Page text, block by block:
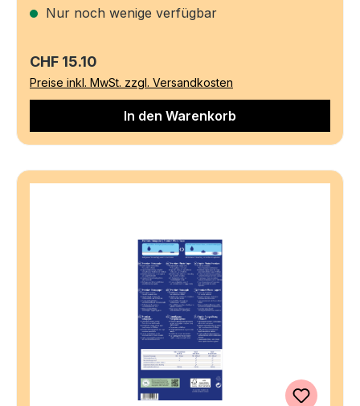
Nur noch wenige verfügbar
Regulärer Preis:
CHF 15.10
Preise inkl. MwSt. zzgl. Versandkosten
In den Warenkorb